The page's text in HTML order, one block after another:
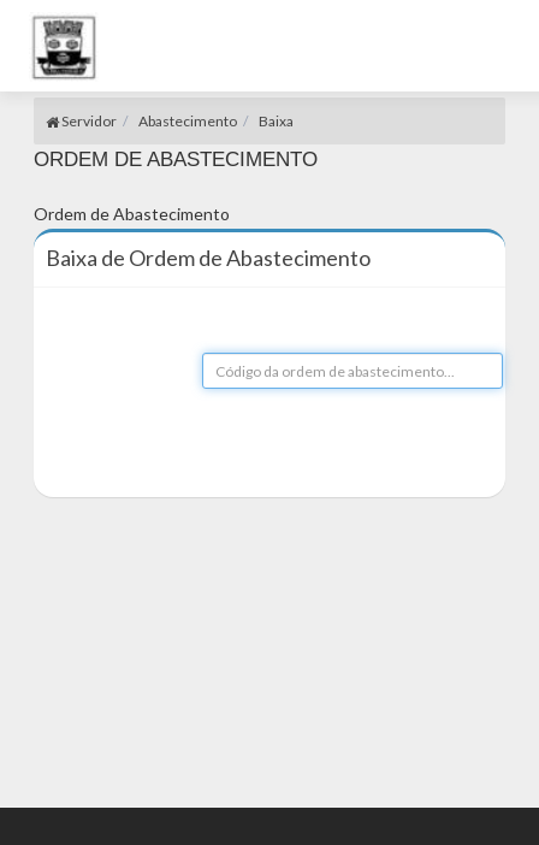
Servidor Abastecimento Baixa
ORDEM DE ABASTECIMENTO
Ordem de Abastecimento
Baixa de Ordem de Abastecimento